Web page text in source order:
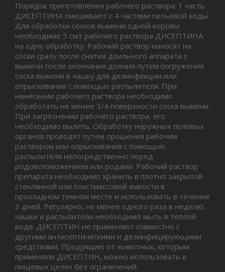
Порядок приготовления рабочего раствора: 1 часть
ДИСЕПТИНА смешивают с 4 частями питьевой воды.
Для обработки сосков вымени одной коровы
необходимо 5 см3 рабочего раствора ДИСЕПТИНА
на одну обработку. Рабочий раствор наносят на
соски сразу после снятия доильного аппарата с
вымени после окончания доения путем погружения
соска вымени в чашку для дезинфекции или
опрыскивания с помощью распылителя. При
нанесении рабочего раствора необходимо
обработать не менее 3/4 поверхности соска вымени.
При загрязнении рабочего раствора, его
необходимо вылить. Обработку наружных половых
органов проводят путем орошения рабочим
раствором или опрыскивания с помощью
распылителя непосредственно перед
родовспоможением или родами. Рабочий раствор
препарата необходимо хранить в плотно закрытой
стеклянной или пластмассовой емкости в
прохладном темном месте и использовать в течение
3 дней. Регулярно, не менее одного раза в неделю,
чашки и распылители необходимо мыть в теплой
воде. ДИСЕПТИН не применяют совместно с
другими антисептическими и дезинфицирующими
средствами. Продукцию от животных, которым
применяли ДИСЕПТИН, можно использовать в
пищевых целях без ограничений.